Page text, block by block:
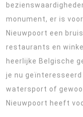
monument, er is
Nieuwpoort een
restaurants en
heerlijke Belgische
je nu
watersport of
Nieuwpoort heeft